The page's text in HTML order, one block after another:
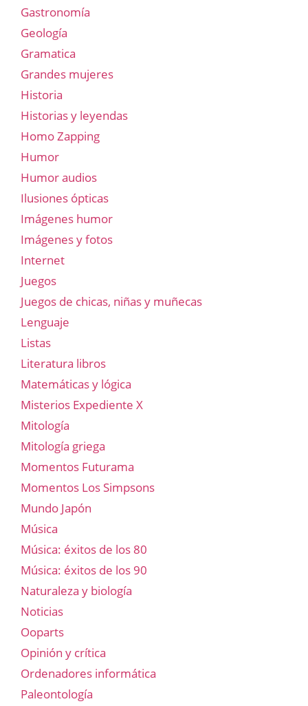
Gastronomía
Geología
Gramatica
Grandes mujeres
Historia
Historias y leyendas
Homo Zapping
Humor
Humor audios
Ilusiones ópticas
Imágenes humor
Imágenes y fotos
Internet
Juegos
Juegos de chicas, niñas y muñecas
Lenguaje
Listas
Literatura libros
Matemáticas y lógica
Misterios Expediente X
Mitología
Mitología griega
Momentos Futurama
Momentos Los Simpsons
Mundo Japón
Música
Música: éxitos de los 80
Música: éxitos de los 90
Naturaleza y biología
Noticias
Ooparts
Opinión y crítica
Ordenadores informática
Paleontología